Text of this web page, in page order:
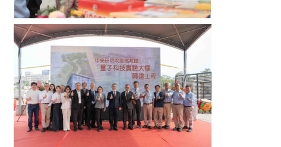
大
樓
興
建
工
程
團
隊
合
影。
（圖
片
來
實
驗
大
樓
動
儀
式。
（圖
片
來
源：
中
祈
福
儀
式。
（圖
來
源：
中
央
研
究
院）
中
研
院
研
究
團
隊
與
興
建